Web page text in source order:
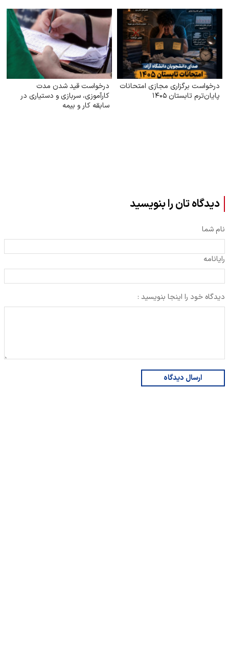
درخواست برگزاری مجازی امتحانات
پایان‌ترم تابستان ۱۴۰۵
درخواست قید شدن مدت
کارآموزی، سربازی و دستیاری در
سابقه کار و بیمه
دیدگاه تان را بنویسید
نام شما
رایانامه
دیدگاه خود را اینجا بنویسید :
ارسال دیدگاه